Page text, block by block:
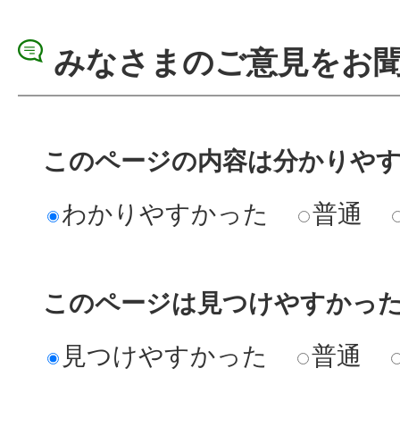
みなさまのご意見をお
このページの内容は分かりや
わかりやすかった
普通
このページは見つけやすかっ
見つけやすかった
普通